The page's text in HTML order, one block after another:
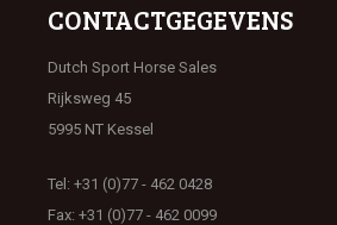
CONTACTGEGEVENS
Dutch Sport Horse Sales
Rijksweg 45
5995 NT Kessel
Tel: +31 (0)77 - 462 0428
Fax: +31 (0)77 - 462 0099